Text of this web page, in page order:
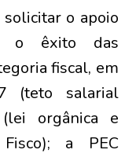
o apoio
o êxito das
fiscal, em
(teto salarial
orgânica e
a PEC